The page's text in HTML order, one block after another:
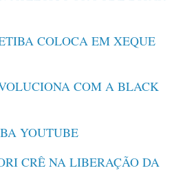
COLOCA EM XEQUE
COM A BLACK
YOUTUBE
CRÊ NA LIBERAÇÃO DA